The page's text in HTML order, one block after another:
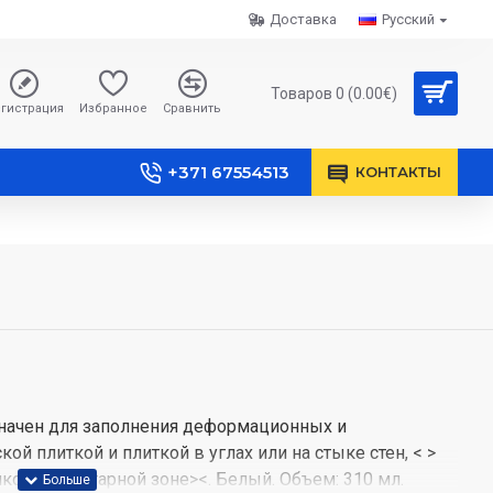
Русский
Доставка
Избранное Сравнить
Товаров 0 (0.00€)
+371 67554513 КОНТАКТЫ
для заполнения деформационных и
плиткой и плиткой в углах или на стыке стен, < >
в санитарной зоне><. Белый. Объем: 310 мл.